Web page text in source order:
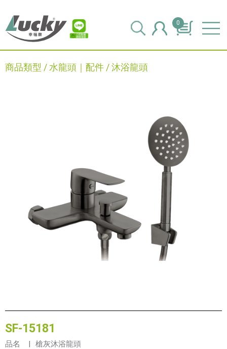
0
商品類型 / 水龍頭｜配件 /沐浴龍頭
SF-15181
品名 | 槍灰沐浴龍頭